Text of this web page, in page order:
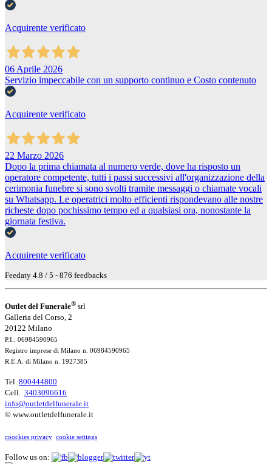
Acquirente verificato
06 Aprile 2026
Servizio impeccabile con un supporto continuo e Costo contenuto
Acquirente verificato
22 Marzo 2026
Dopo la prima chiamata al numero verde, dove ha risposto un
operatore competente, tutti i passi successivi all'organizzazione della
cerimonia funebre si sono svolti tramite messaggi o chiamate vocali
su Whatsapp. Le operatrici molto efficienti rispondevano alle nostre
richeste dopo pochissimo tempo ed a qualsiasi ora, nonostante la
giornata festiva.
Acquirente verificato
Feedaty 4.8 / 5 - 876 feedbacks
Outlet del Funerale® srl
Galleria del Corso, 2
20122 Milano
P.I.: 06984590965
Registro imprese di Milano n. 06984590965
R.E.A. di Milano n. 1927385
Tel. 800444800
Cell. 3403096616
info@outletdelfunerale.it
© www.outletdelfunerale.it
coockies privacy cookie settings
Follow us on: